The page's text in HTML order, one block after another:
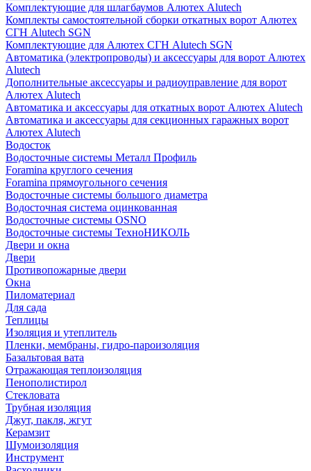
Комплектующие для шлагбаумов Алютех Alutech
Комплекты самостоятельной сборки откатных ворот Алютех
СГН Alutech SGN
Комплектующие для Алютех СГН Alutech SGN
Автоматика (электропроводы) и аксессуары для ворот Алютех
Alutech
Дополнительные аксессуары и радиоуправление для ворот
Алютех Alutech
Автоматика и аксессуары для откатных ворот Алютех Alutech
Автоматика и аксессуары для секционных гаражных ворот
Алютех Alutech
Водосток
Водосточные системы Металл Профиль
Foramina круглого сечения
Foramina прямоугольного сечения
Водосточные системы большого диаметра
Водосточная система оцинкованная
Водосточные системы OSNO
Водосточные системы ТехноНИКОЛЬ
Двери и окна
Двери
Противопожарные двери
Окна
Пиломатериал
Для сада
Теплицы
Изоляция и утеплитель
Пленки, мембраны, гидро-пароизоляция
Базальтовая вата
Отражающая теплоизоляция
Пенополистирол
Стекловата
Трубная изоляция
Джут, пакля, жгут
Керамзит
Шумоизоляция
Инструмент